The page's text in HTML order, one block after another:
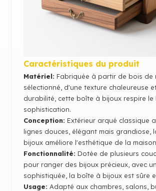
Caractéristiques du produit
Matériel: Fabriquée à partir de bois de
sélectionné, d'une texture chaleureuse
durabilité, cette boîte à bijoux respire le
sophistication.
Conception: Extérieur arqué classique
lignes douces, élégant mais grandiose,
bijoux améliore l'esthétique de la
Fonctionnalité: Dotée de plusieurs
pour ranger des bijoux précieux, avec
sophistiquée, la boîte à bijoux est sûre
Usage: Adapté aux chambres, salons,